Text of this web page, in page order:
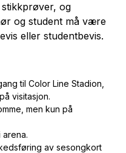
og
og student må være
eller studentbevis.
til Color Line Stadion,
visitasjon.
men kun på
av sesongkort